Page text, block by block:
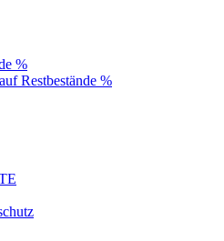
%
Restbestände %